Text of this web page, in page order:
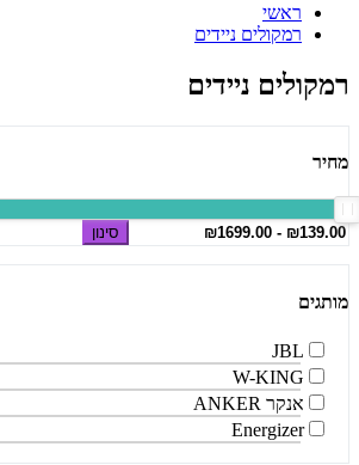
ראשי
רמקולים ניידים
רמקולים ניידים
מחיר
סינון
מותגים
JBL
W-KING
אנקר ANKER
Energizer